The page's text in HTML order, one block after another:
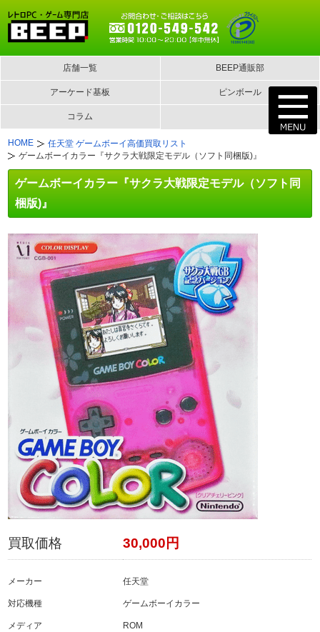
店舗一覧 BEEP通販部
アーケード基板 ピンボール
コラム
HOME
任天堂 ゲームボーイ高価買取リスト
ゲームボーイカラー『サクラ大戦限定モデル（ソフト同梱版)』
ゲームボーイカラー『サクラ大戦限定モデル（ソフト同
梱版)』
買取価格 30,000円
メーカー 任天堂
対応機種 ゲームボーイカラー
メディア ROM